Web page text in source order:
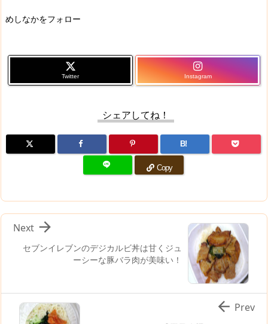
めしなかをフォロー
Twitter Instagram
シェアしてね！
B!
Copy
セブンイレブンのデジカルビ丼は甘くジュ
ーシーな豚バラ肉が美味い！

Next
 Prev